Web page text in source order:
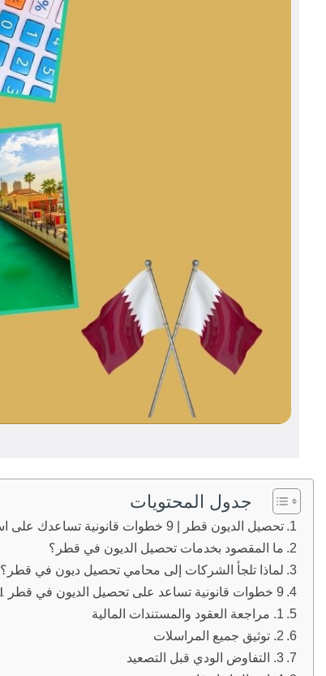
جدول المحتويات
تحصيل الديون قطر | 9 خطوات قانونية تساعدك على استرداد أموالك بسرعة وأمان ⚖️
ما المقصود بخدمات تحصيل الديون في قطر؟
لماذا تلجأ الشركات إلى محامي تحصيل ديون في قطر؟
9 خطوات قانونية تساعد على تحصيل الديون في قطر 📊
1. مراجعة العقود والمستندات المالية
2. توثيق جميع المراسلات
3. التفاوض الودي قبل التصعيد